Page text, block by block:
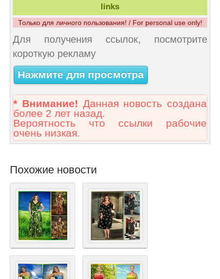
links
Только для личного пользования! / For personal use only!
Для получения ссылок, посмотрите
короткую рекламу
Нажмите для просмотра
* Внимание! Данная новость создана
более 2 лет назад.
Вероятность что ссылки рабочие
очень низкая.
Похожие новости